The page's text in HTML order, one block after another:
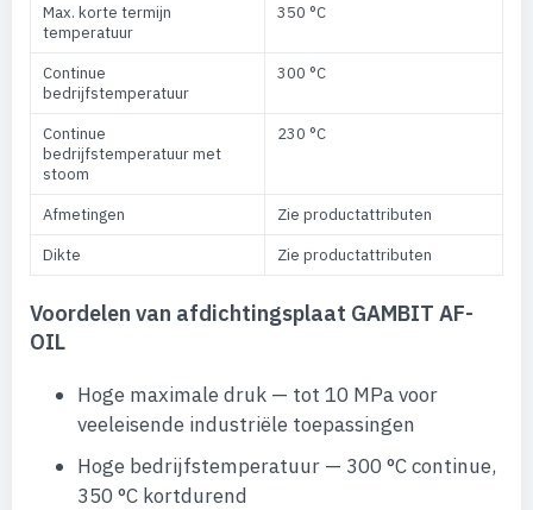
Max. korte termijn
temperatuur
350 °C
Continue
bedrijfstemperatuur
300 °C
Continue
bedrijfstemperatuur met
stoom
230 °C
Afmetingen
Zie productattributen
Dikte
Zie productattributen
Voordelen van afdichtingsplaat GAMBIT AF-
OIL
Hoge maximale druk — tot 10 MPa voor
veeleisende industriële toepassingen
Hoge bedrijfstemperatuur — 300 °C continue,
350 °C kortdurend